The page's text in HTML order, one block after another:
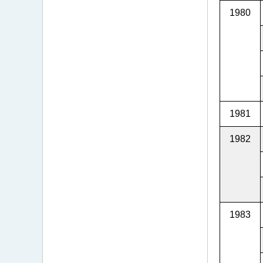
1980
1981
1982
1983